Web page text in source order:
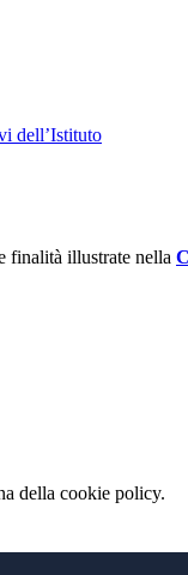
dell’Istituto
finalità illustrate nella
della cookie policy.